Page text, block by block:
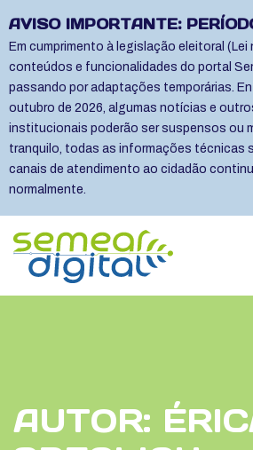
AVISO IMPORTANTE:
Em cumprimento à legislação eleitoral (Lei
conteúdos e funcionalidades do portal
passando por adaptações temporárias.
outubro de 2026, algumas notícias e
institucionais poderão ser suspensos ou
tranquilo, todas as informações técnicas
canais de atendimento ao cidadão
normalmente.
AUTOR: